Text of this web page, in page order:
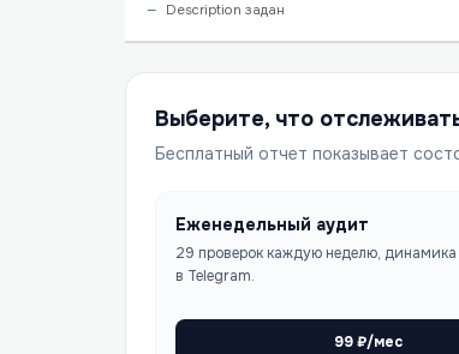
Description задан
Выберите, что
Бесплатный отчет показывает
Еженедельный аудит
29 проверок каждую неделю, динамика
в Telegram.
99₽/мес